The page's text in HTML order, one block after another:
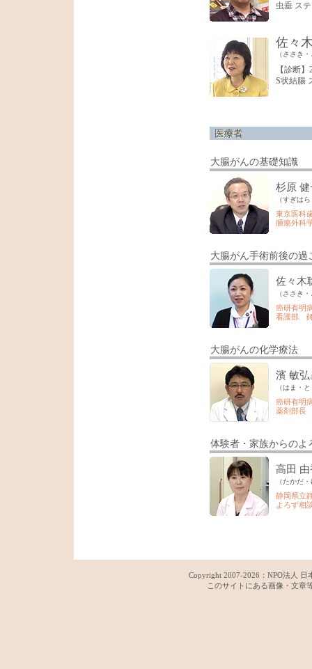
虫垂 ス
佐々
（ささき
【診断】
S状結腸
大腸がんの基礎知識
杉原 健
（すぎは
東京医科
腫瘍外科
大腸がん手術前後の過
佐々木
（ささき
癌研有明
看護部
大腸がんの化学療法
濱 敏弘
（はま・
癌研有明
薬剤部長
体験者・家族からのよ
高田 由
（たかだ
静岡県立
よろず相
Copyright 2007-2026： NPO法人 日
このサイトにある画像・文章